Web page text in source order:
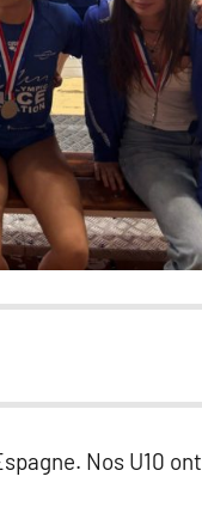
Nos U10 ont